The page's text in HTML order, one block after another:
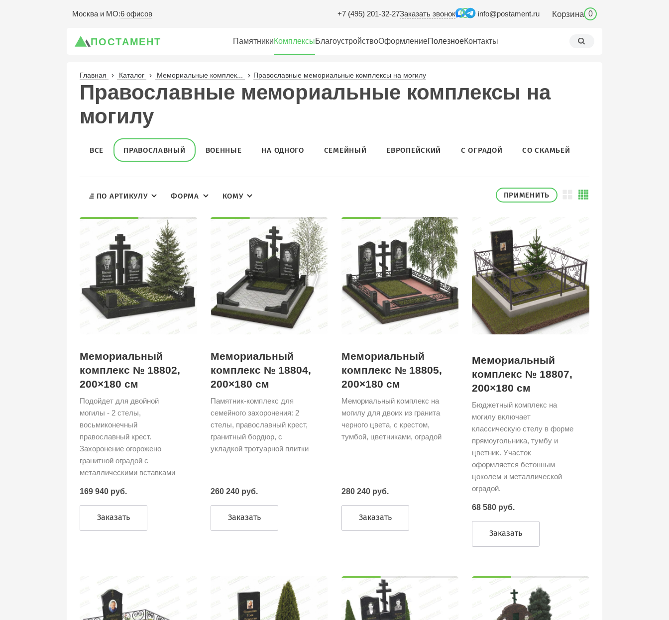
Москва и МО:6 офисов +7 (495) 201-32-27Заказать звонок info@postament.ru Корзина 0
ПОСТАМЕНТ ПамятникиКомплексыБлагоустройствоОформлениеПолезноеКонтакты
Главная Каталог Мемориальные комплек... Православные мемориальные комплексы на могилу
Православные мемориальные комплексы на
могилу
ВСЕ ПРАВОСЛАВНЫЙ ВОЕННЫЕ НА ОДНОГО СЕМЕЙНЫЙ ЕВРОПЕЙСКИЙ С ОГРАДОЙ СО СКАМЬЕЙ
ПО АРТИКУЛУ ФОРМА КОМУ ПРИМЕНИТЬ
Мемориальный
комплекс № 18802,
200×180 см
Подойдет для двойной
могилы - 2 стелы,
восьмиконечный
православный крест.
Захоронение огорожено
гранитной оградой с
металлическими вставками
169 940 руб.
Заказать
Мемориальный
комплекс № 18804,
200×180 см
Памятник-комплекс для
семейного захоронения: 2
стелы, православный крест,
гранитный бордюр, с
укладкой тротуарной плитки
260 240 руб.
Заказать
Мемориальный
комплекс № 18805,
200×180 см
Мемориальный комплекс на
могилу для двоих из гранита
черного цвета, с крестом,
тумбой, цветниками, оградой
280 240 руб.
Заказать
Мемориальный
комплекс № 18807,
200×180 см
Бюджетный комплекс на
могилу включает
классическую стелу в форме
прямоугольника, тумбу и
цветник. Участок
оформляется бетонным
цоколем и металлической
оградой.
68 580 руб.
Заказать